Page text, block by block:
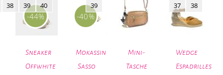
-44%
Sneaker
Offwhite
38 39 40
-40%
Mokassin
Sasso
39
Mini-
Tasche
Wedge
Espadrilles
37 38